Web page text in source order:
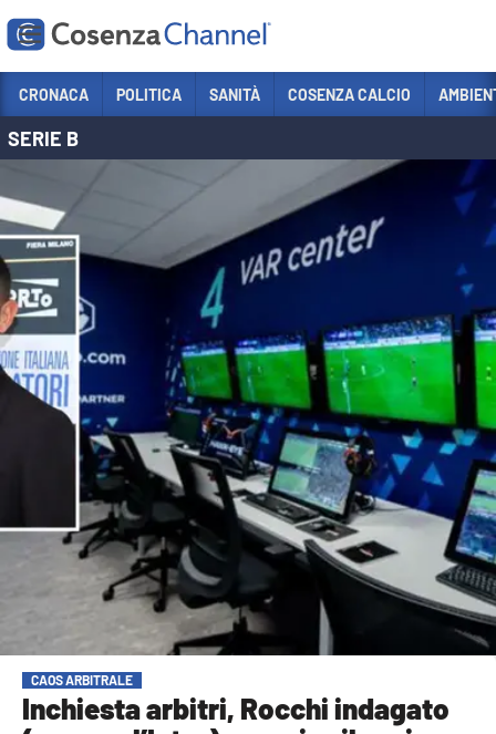
Sezioni
POLITICA
COSENZA CALCIO
ECONOMIA E LAVORO
ITALIA MONDO
SANITÀ
SPORT
CULTURA
AMBIENTE
Streaming
LAC TV
LAC NETWORK
LAC ONAIR
CRONACA POLITICA SANITÀ COSENZA CALCIO
SERIE B
CAOS ARBITRALE
Inchiesta arbitri, Rocchi indagato